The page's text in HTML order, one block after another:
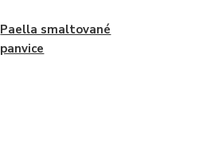
Paella smaltované
panvice